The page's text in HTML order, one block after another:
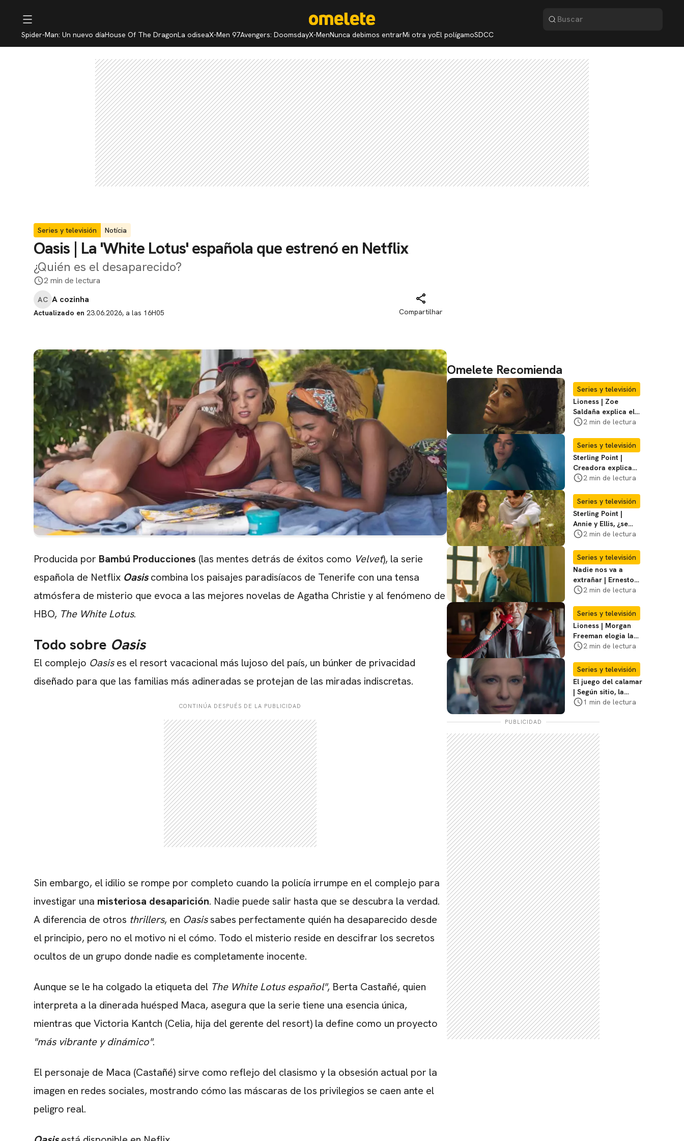
Spider-Man: Un nuevo díaHouse Of The DragonLa odiseaX-Men 97Avengers: DoomsdayX-MenNunca debimos entrarMi otra yoEl polígamoSDCC
Series y televisión Notícia
Oasis | La 'White Lotus' española que estrenó en Netflix
¿Quién es el desaparecido?
2 min de lectura
AC A cozinha
Actualizado en 23.06.2026, a las 16H05 Compartilhar
Producida por Bambú Producciones (las mentes detrás de éxitos como Velvet), la serie
española de Netflix Oasiscombina los paisajes paradisíacos de Tenerife con una tensa
atmósfera de misterio que evoca a las mejores novelas de Agatha Christie y al fenómeno de
HBO, The White Lotus.
Todo sobre Oasis
El complejo Oasises el resort vacacional más lujoso del país, un búnker de privacidad
diseñado para que las familias más adineradas se protejan de las miradas indiscretas.
CONTINÚA DESPUÉS DE LA PUBLICIDAD
Sin embargo, el idilio se rompe por completo cuando la policía irrumpe en el complejo para
investigar una misteriosa desaparición. Nadie puede salir hasta que se descubra la verdad.
A diferencia de otros thrillers, en Oasissabes perfectamente quién ha desaparecido desde
el principio, pero no el motivo ni el cómo. Todo el misterio reside en descifrar los secretos
ocultos de un grupo donde nadie es completamente inocente.
Aunque se le ha colgado la etiqueta del The White Lotus español", Berta Castañé, quien
interpreta a la dinerada huésped Maca, asegura que la serie tiene una esencia única,
mientras que Victoria Kantch (Celia, hija del gerente del resort) la define como un proyecto
"más vibrante y dinámico".
El personaje de Maca (Castañé) sirve como reflejo del clasismo y la obsesión actual por la
imagen en redes sociales, mostrando cómo las máscaras de los privilegios se caen ante el
peligro real.
Omelete Recomienda
Series y televisión
Lioness | Zoe
Saldaña explica el
violento secuestro
temporada 3
2 min de lectura
Series y televisión
Sterling Point |
Creadora explica
momentos clave del
2 min de lectura
Series y televisión
Sterling Point |
Annie y Ellis, ¿se
quedan juntos o
2 min de lectura
Series y televisión
Nadie nos va a
extrañar | Ernesto
Laguardia habla
2
2 min de lectura
Series y televisión
Lioness | Morgan
Freeman elogia la
escritura de Taylor
coraje"
2 min de lectura
Series y televisión
El juego del calamar
| Según sitio, la
versión de David
debería suceder
1 min de lectura
PUBLICIDAD